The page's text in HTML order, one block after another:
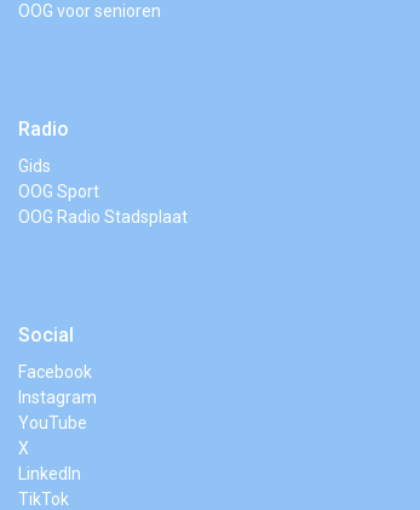
OOG voor senioren
Radio
Gids
OOG Sport
OOG Radio Stadsplaat
Social
Facebook
Instagram
YouTube
X
LinkedIn
TikTok